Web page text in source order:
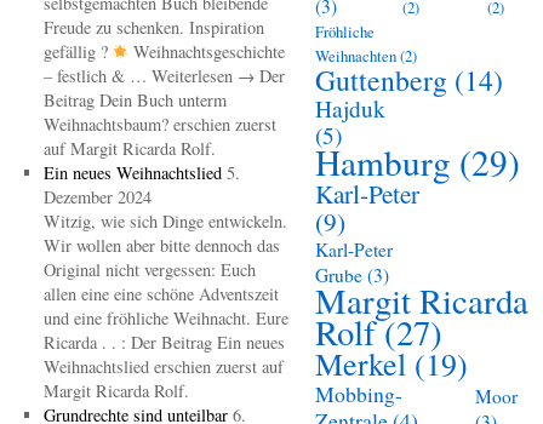
Freude zu schenken. Inspiration
gefällig ?
Weihnachtsgeschichte
– festlich & … Weiterlesen → Der
Beitrag Dein Buch unterm
Weihnachtsbaum? erschien zuerst
auf Margit Ricarda Rolf.
Ein neues Weihnachtslied 5.
Dezember 2024
Witzig, wie sich Dinge entwickeln.
Wir wollen aber bitte dennoch das
Original nicht vergessen: Euch
allen eine eine schöne Adventszeit
und eine fröhliche Weihnacht. Eure
Ricarda . . : Der Beitrag Ein neues
Weihnachtslied erschien zuerst auf
Margit Ricarda Rolf.
Grundrechte sind unteilbar 6.
(3) (2)
(2)
Fröhliche
Weihnachten(2)
Guttenberg (14)
Hajduk
(5)
Hamburg (29)
Karl-Peter
(9)
Karl-Peter
Grube (3)
Margit Ricarda
Rolf(27)
Merkel (19)
Mobbing-
Moor